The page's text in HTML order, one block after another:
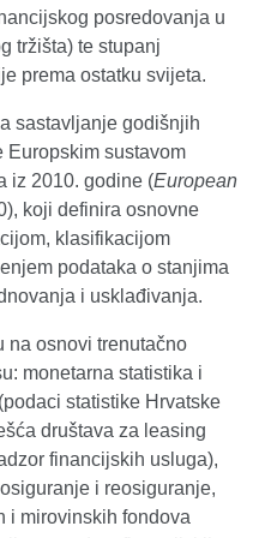
posredovanja u
tržišta) te stupanj
prema ostatku svijeta.
sastavljanje godišnjih
Europskim sustavom
iz 2010. godine (European
koji definira osnovne
klasifikacijom
podataka o stanjima
i usklađivanja.
na osnovi trenutačno
monetarna statistika i
statistike Hrvatske
društava za leasing
financijskih usluga),
i reosiguranje,
i mirovinskih fondova